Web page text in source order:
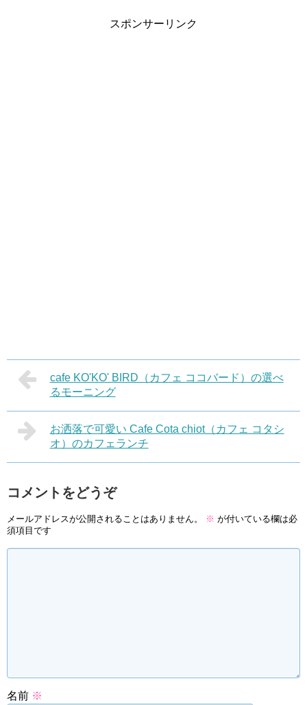
スポンサーリンク
cafe KO'KO' BIRD（カフェ ココバード）の選べ
るモーニング
お洒落で可愛い Cafe Cota chiot（カフェ コタシ
オ）のカフェランチ
コメントをどうぞ
メールアドレスが公開されることはありません。 ※ が付いている欄は必
須項目です
名前 ※